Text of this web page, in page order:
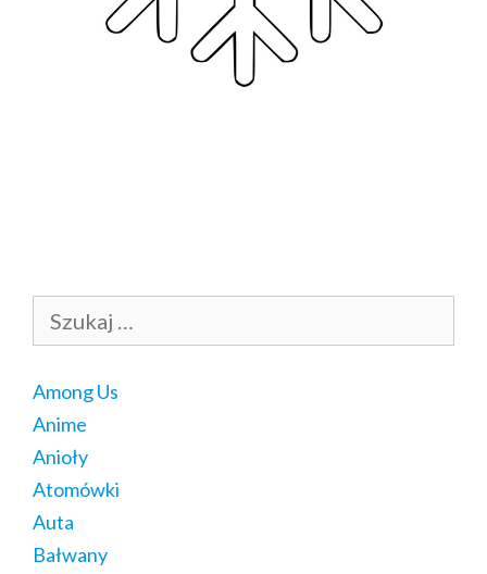
Szukaj:
Among Us
Anime
Anioły
Atomówki
Auta
Bałwany